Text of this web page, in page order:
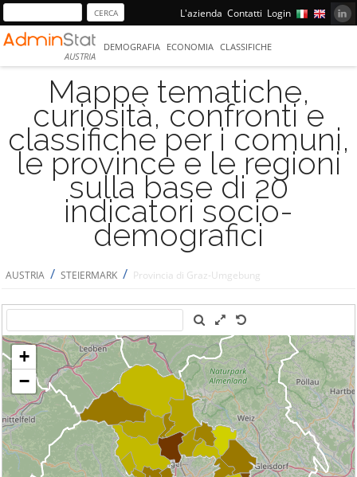
L'azienda Contatti Login
AUSTRIA
DEMOGRAFIA ECONOMIA CLASSIFICHE
Mappe tematiche,
curiosità, confronti e
classifiche per i comuni,
le province e le regioni
sulla base di 20
indicatori socio-
demografici
AUSTRIA / STEIERMARK / Provincia di Graz-Umgebung